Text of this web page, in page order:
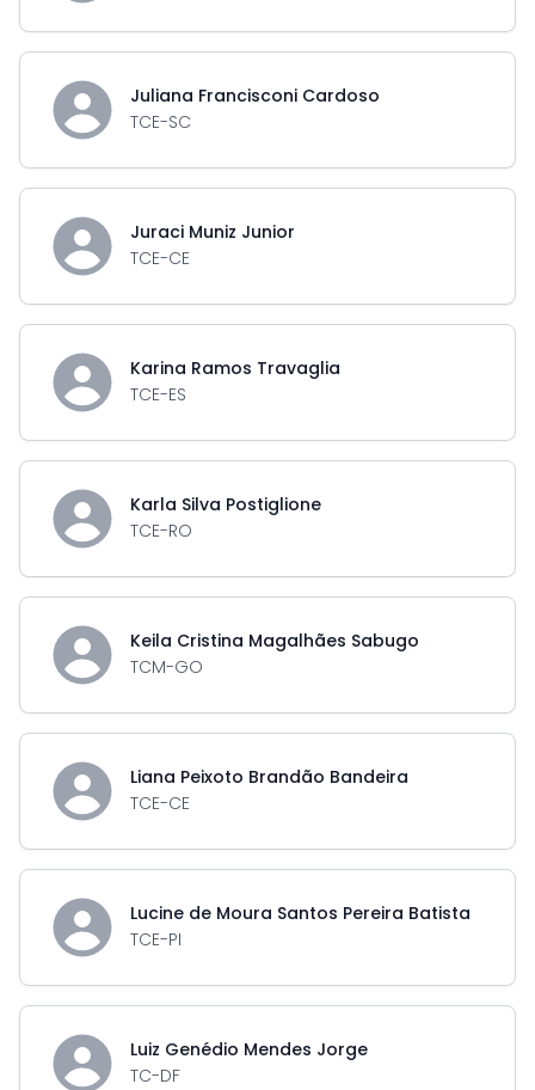
Juliana Francisconi Cardoso
TCE-SC
Juraci Muniz Junior
TCE-CE
Karina Ramos Travaglia
TCE-ES
Karla Silva Postiglione
TCE-RO
Keila Cristina Magalhães Sabugo
TCM-GO
Liana Peixoto Brandão Bandeira
TCE-CE
Lucine de Moura Santos Pereira Batista
TCE-PI
Luiz Genédio Mendes Jorge
TC-DF